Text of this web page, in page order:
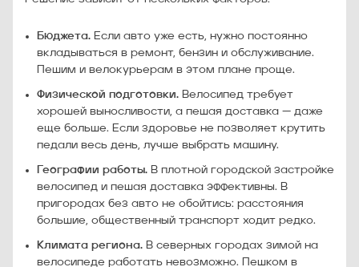
Бюджета. Если авто уже есть, нужно постоянно
вкладываться в ремонт, бензин и обслуживание.
Пешим и велокурьерам в этом плане проще.
Физической подготовки. Велосипед требует
хорошей выносливости, а пешая доставка — даже
еще больше. Если здоровье не позволяет крутить
педали весь день, лучше выбрать машину.
Географии работы. В плотной городской застройке
велосипед и пешая доставка эффективны. В
пригородах без авто не обойтись: расстояния
большие, общественный транспорт ходит редко.
Климата региона. В северных городах зимой на
велосипеде работать невозможно. Пешком в